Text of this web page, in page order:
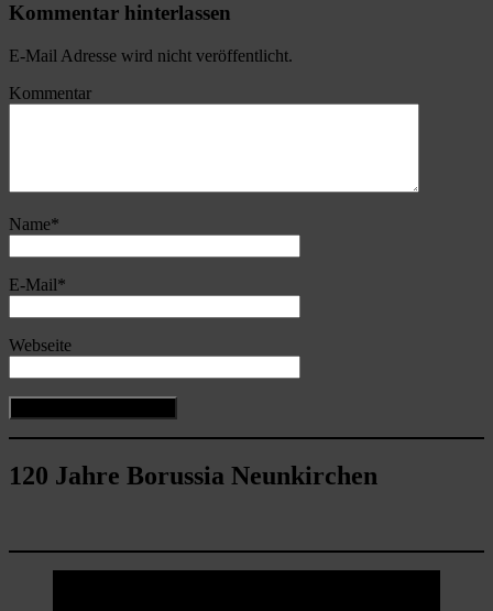
Kommentar hinterlassen
E-Mail Adresse wird nicht veröffentlicht.
Kommentar
Name*
E-Mail*
Webseite
120 Jahre Borussia Neunkirchen